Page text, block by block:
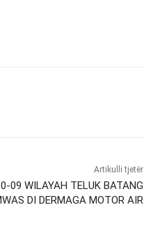
Artikulli tjetër
09 WILAYAH TELUK BATANG
DI DERMAGA MOTOR AIR